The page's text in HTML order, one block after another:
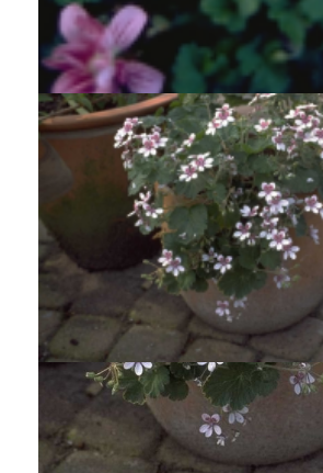
Reigersbek
Erodium x variabile 'Flore